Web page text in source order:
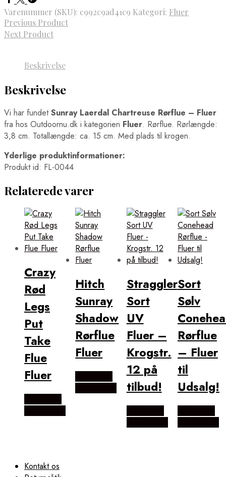
Varenummer (SKU): c992c9ad41c9 Kategori: Fluer
Previous Product
Next Product
Beskrivelse
Beskrivelse
Vi har fundetSunray Laerdal Chartreuse Rørflue – Fluer
fra hos Outdoornu.dk i kategorien Fluer. Rørflue. Rørlængde:
3,8 cm. Totallængde: ca. 15 cm. Med plads til krogen.
Yderlige produktinformationer:
Produkt id: FL-0044
Relaterede varer
Crazy
Rød
Legs
Put
Take
Flue
Fluer
Hitch
Sunray
Shadow
Rørflue
Fluer
Straggler
Sort
UV
Fluer –
Krogstr.
12 på
tilbud!
Sort
Sølv
Rørflue
– Fluer
til
Udsalg!
Kontakt os